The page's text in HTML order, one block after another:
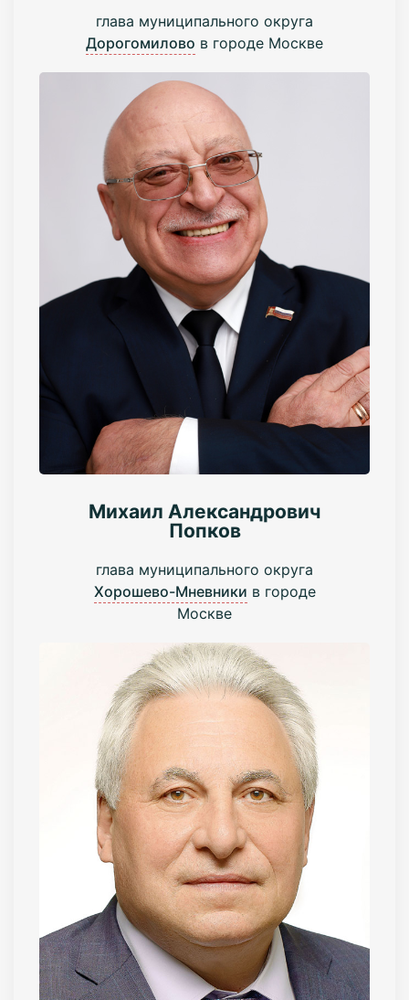
глава муниципального округа
Дорогомилово в городе Москве
Михаил Александрович
Попков
глава муниципального округа
Хорошево-Мневники в городе
Москве